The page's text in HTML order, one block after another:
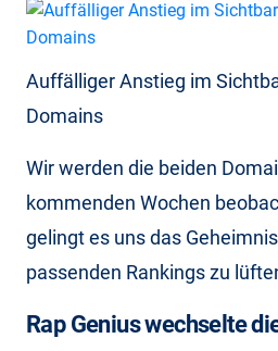
Auffälliger Anstieg im
Domains
Wir werden die beiden
kommenden Wochen
gelingt es uns das
passenden Rankings zu
Rap Genius wechselte